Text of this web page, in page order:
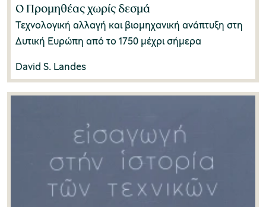
Στέλιος Παπαδόπουλος (2)
Στέλλα Τσίγγου (0)
Στέφανος Νομικός
Στρατής Βογιατζής(0)
Τζίνα Χατζηνικολάου
Τόνια Καφετζάκη (0)
Φαίη Τζανετουλάκου
Φίλιππος Κατσιγιάννης (0)
Ο Προμηθέας χωρίς δεσμά
Τεχνολογική αλλαγή και βιομηχανική ανάπτυξη στη
Δυτική Ευρώπη από το 1750 μέχρι σήμερα
David S. Landes